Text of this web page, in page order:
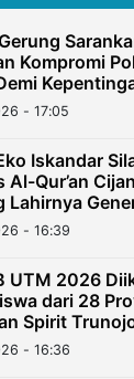
Kompromi
- 17:05
Iskandar
Al-Qur’an
Lahirnya
- 16:39
UTM 2026
dari 28
Spirit
- 16:36